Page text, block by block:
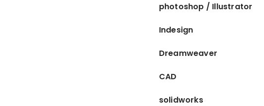
photoshop / Illustrator
Indesign
Dreamweaver
CAD
solidworks